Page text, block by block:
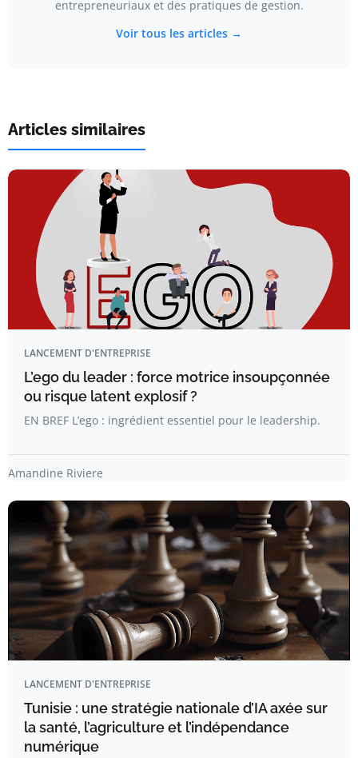
entrepreneuriaux et des pratiques de gestion.
Voir tous les articles →
Articles similaires
LANCEMENT D'ENTREPRISE
L’ego du leader : force motrice insoupçonnée
ou risque latent explosif ?
EN BREF L’ego : ingrédient essentiel pour le leadership.
Amandine Riviere
LANCEMENT D'ENTREPRISE
Tunisie : une stratégie nationale d’IA axée sur
la santé, l’agriculture et l’indépendance
numérique